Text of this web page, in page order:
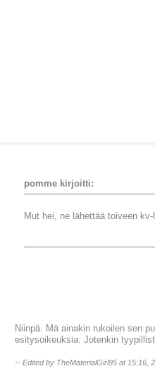
pomme kirjoitti:
Mut hei, ne lähettää toiveen
Niinpä. Mä ainakin rukoilen sen
esitysoikeuksia. Jotenkin
-- Edited by TheMaterialGirl95 at 15:16,